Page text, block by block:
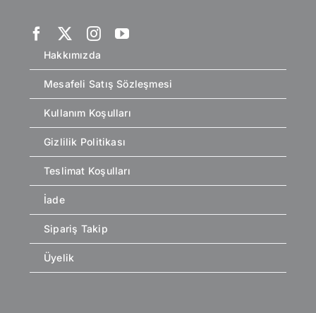
Hakkımızda
Mesafeli Satış Sözleşmesi
Kullanım Koşulları
Gizlilik Politikası
Teslimat Koşulları
İade
Sipariş Takip
Üyelik